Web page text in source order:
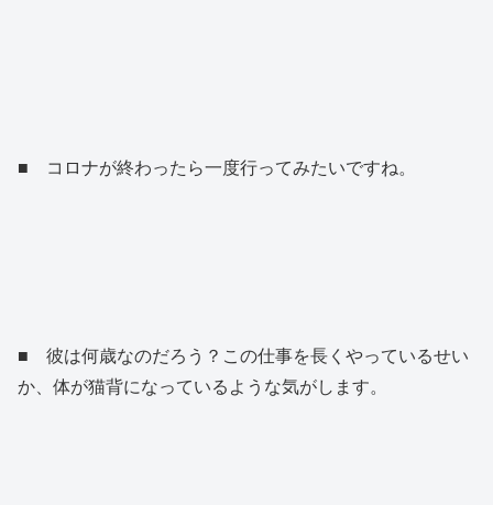
■ コロナが終わったら一度行ってみたいですね。
■ 彼は何歳なのだろう？この仕事を長くやっているせい
か、体が猫背になっているような気がします。